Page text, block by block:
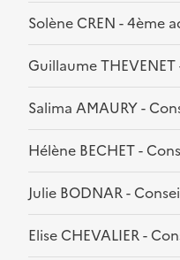
Solène CREN - 4ème
Guillaume
Salima AMAURY -
Hélène BECHET -
Julie BODNAR -
Elise CHEVALIER -